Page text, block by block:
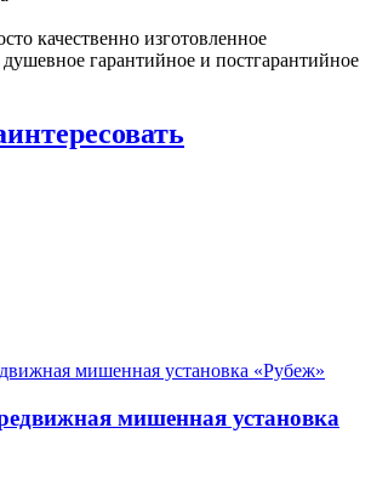
качественно изготовленное
гарантийное и постгарантийное
мишенная установка